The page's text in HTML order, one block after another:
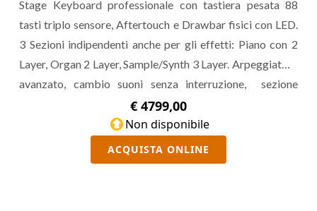
Stage Keyboard professionale con tastiera pesata 88
tasti triplo sensore, Aftertouch e Drawbar fisici con LED.
3 Sezioni indipendenti anche per gli effetti: Piano con 2
Layer, Organ 2 Layer, Sample/Synth 3 Layer. Arpeggiatore
avanzato, cambio suoni senza interruzione, sezione
effetti rinnovata, morphing, stone wheel, pitch stick,
€ 4799,00
Non disponibile
ACQUISTA ONLINE